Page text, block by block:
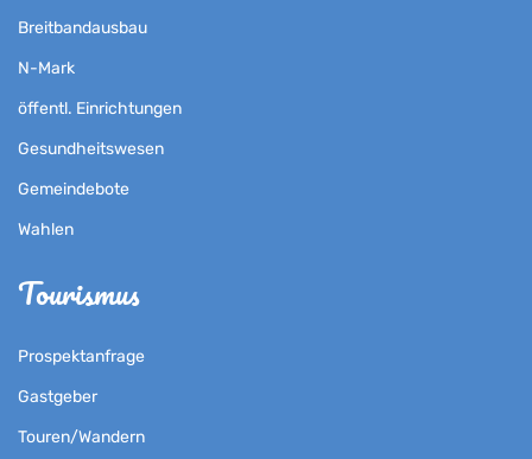
Breitbandausbau
N-Mark
öffentl. Einrichtungen
Gesundheitswesen
Gemeindebote
Wahlen
Tourismus
Prospektanfrage
Gastgeber
Touren/Wandern